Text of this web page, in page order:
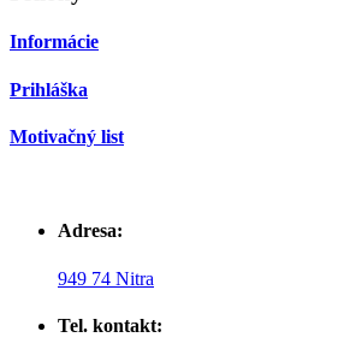
Informácie
Prihláška
Motivačný list
Adresa:
949 74 Nitra
Tel. kontakt: